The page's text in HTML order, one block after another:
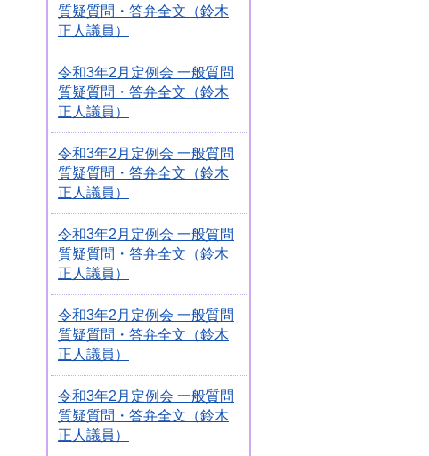
質疑質問・答弁全文（鈴木
正人議員）
令和3年2月定例会 一般質問
質疑質問・答弁全文（鈴木
正人議員）
令和3年2月定例会 一般質問
質疑質問・答弁全文（鈴木
正人議員）
令和3年2月定例会 一般質問
質疑質問・答弁全文（鈴木
正人議員）
令和3年2月定例会 一般質問
質疑質問・答弁全文（鈴木
正人議員）
令和3年2月定例会 一般質問
質疑質問・答弁全文（鈴木
正人議員）